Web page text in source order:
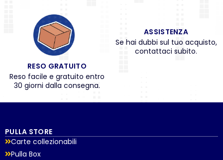
RESO GRATUITO
Reso facile e gratuito entro
30 giorni dalla consegna.
ASSISTENZA
Se hai dubbi sul tuo acquisto,
contattaci subito.
PULLA STORE
Carte collezionabili
Pulla Box